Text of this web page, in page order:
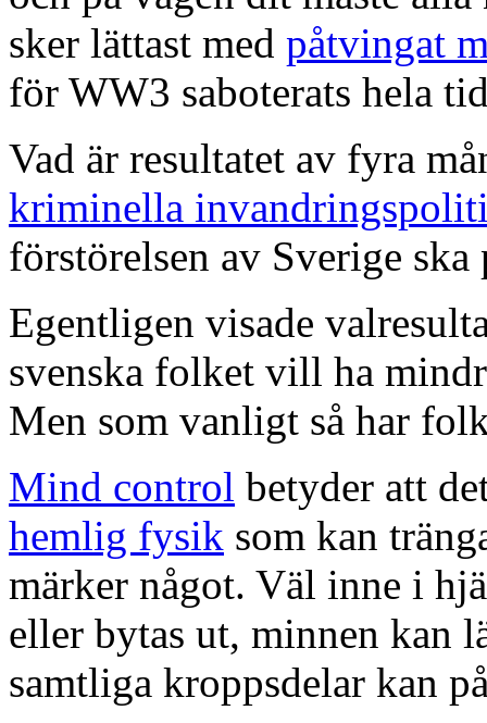
sker lättast med påtvingat
för WW3 saboterats hela
Vad är resultatet av fyra
kriminella
förstörelsen av Sverige ska
Egentligen visade
svenska folket vill ha
Men som vanligt så har
Mind control betyder att
hemlig fysik som kan
märker något. Väl inne i
eller bytas ut, minnen kan
samtliga kroppsdelar kan